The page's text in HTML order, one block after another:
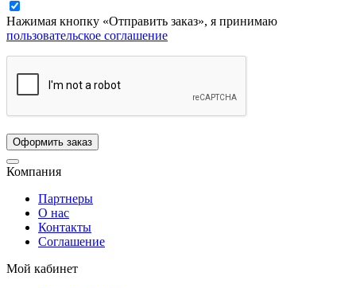
Нажимая кнопку «Отправить заказ», я принимаю
пользовательское соглашение
Компания
Партнеры
О нас
Контакты
Соглашение
Мой кабинет